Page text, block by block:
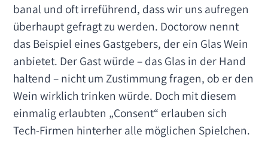
banal und oft irreführend, dass wir uns aufregen
überhaupt gefragt zu werden. Doctorow nennt
das Beispiel eines Gastgebers, der ein Glas Wein
anbietet. Der Gast würde – das Glas in der Hand
haltend – nicht um Zustimmung fragen, ob er den
Wein wirklich trinken würde. Doch mit diesem
einmalig erlaubten „Consent“ erlauben sich
Tech-Firmen hinterher alle möglichen Spielchen.